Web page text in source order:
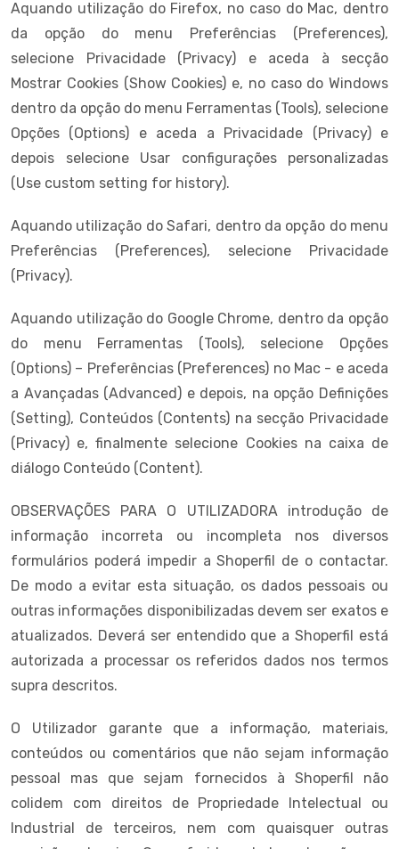
Aquando utilização do Firefox, no caso do Mac, dentro
da opção do menu Preferências (Preferences),
selecione Privacidade (Privacy) e aceda à secção
Mostrar Cookies (Show Cookies) e, no caso do Windows
dentro da opção do menu Ferramentas (Tools), selecione
Opções (Options) e aceda a Privacidade (Privacy) e
depois selecione Usar configurações personalizadas
(Use custom setting for history).
Aquando utilização do Safari, dentro da opção do menu
Preferências (Preferences), selecione Privacidade
(Privacy).
Aquando utilização do Google Chrome, dentro da opção
do menu Ferramentas (Tools), selecione Opções
(Options) – Preferências (Preferences) no Mac - e aceda
a Avançadas (Advanced) e depois, na opção Definições
(Setting), Conteúdos (Contents) na secção Privacidade
(Privacy) e, finalmente selecione Cookies na caixa de
diálogo Conteúdo (Content).
OBSERVAÇÕES PARA O UTILIZADORA introdução de
informação incorreta ou incompleta nos diversos
formulários poderá impedir a Shoperfil de o contactar.
De modo a evitar esta situação, os dados pessoais ou
outras informações disponibilizadas devem ser exatos e
atualizados. Deverá ser entendido que a Shoperfil está
autorizada a processar os referidos dados nos termos
supra descritos.
O Utilizador garante que a informação, materiais,
conteúdos ou comentários que não sejam informação
pessoal mas que sejam fornecidos à Shoperfil não
colidem com direitos de Propriedade Intelectual ou
Industrial de terceiros, nem com quaisquer outras